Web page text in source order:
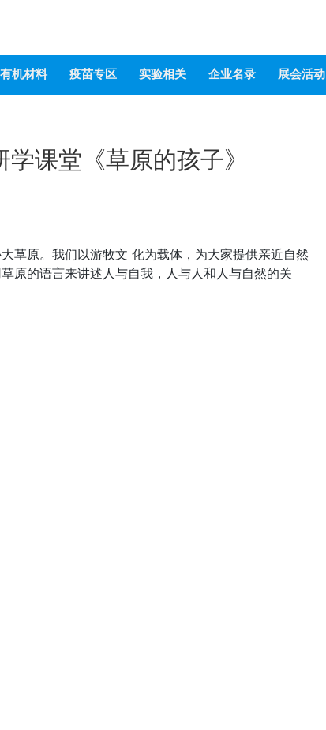
有机材料 疫苗专区 实验相关 企业名录 展会活动
课堂《草原的孩子》
草原。我们以游牧文 化为载体，为大家提供亲近自然
原的语言来讲述人与自我，人与人和人与自然的关